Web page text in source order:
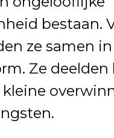
bestaan.
ze samen
Ze deelden